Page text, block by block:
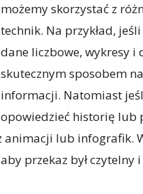
możemy skorzystać z
technik. Na przykład,
dane liczbowe, wykresy i
skutecznym sposobem
informacji. Natomiast
opowiedzieć historię lub
animacji lub infografik.
przekaz był czytelny